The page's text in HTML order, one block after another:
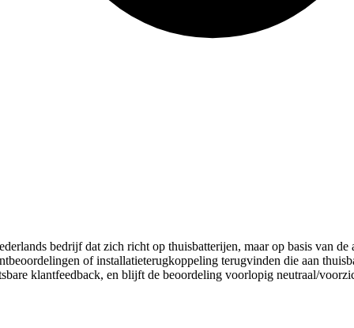
bedrijf dat zich richt op thuisbatterijen, maar op basis van
of installatieterugkoppeling terugvinden die aan
klantfeedback, en blijft de beoordeling voorlopig neutraal/